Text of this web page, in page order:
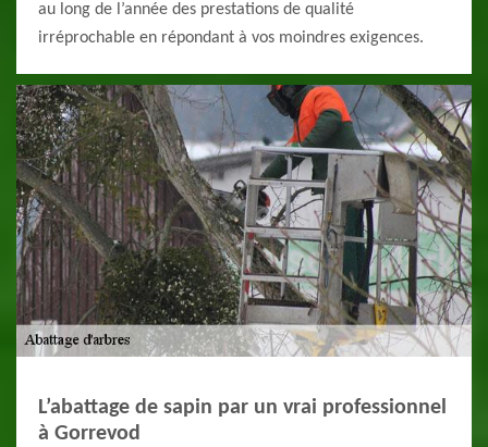
au long de l’année des prestations de qualité
irréprochable en répondant à vos moindres exigences.
L’abattage de sapin par un vrai professionnel
à Gorrevod